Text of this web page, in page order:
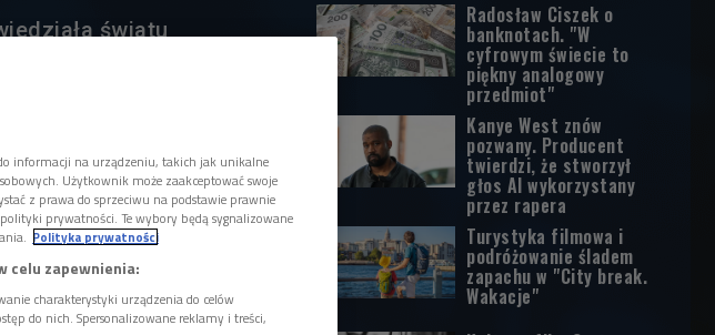
światu
kontynuuje ten
spędzają
Radosław Ciszek o
banknotach. "W
cyfrowym świecie to
piękny analogowy
przedmiot"
Kanye West znów
pozwany. Producent
twierdzi, że stworzył
głos AI wykorzystany
przez rapera
Turystyka filmowa i
podróżowanie śladem
zapachu w "City break.
Wakacje"
informacji na urządzeniu, takich jak unikalne
Użytkownik może zaakceptować swoje
z prawa do sprzeciwu na podstawie prawnie
prywatności. Te wybory będą sygnalizowane
Polityka prywatności
celu zapewnienia:
charakterystyki urządzenia do celów
do nich. Spersonalizowane reklamy i treści,